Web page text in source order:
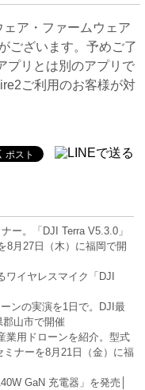
ア・ファームウェア
ございます。予めご了
プリとは別のアプリで
ご利用のお客様が対
ー。「DJI Terra V5.3.0」
8月27日（木）に福岡で開
イヤレスマイク「DJI
ンの実演を1日で。DJI最
山市で開催
業用ドローンを紹介。型式
ナーを8月21日（金）に福
GaN 充電器」を発売│